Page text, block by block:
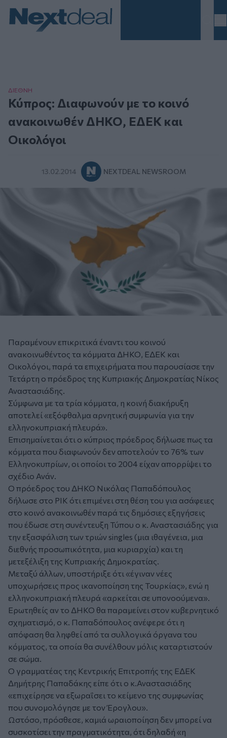
ΔΙΕΘΝΗ
Κύπρος: Διαφωνούν με το κοινό
ανακοινωθέν ΔΗΚΟ, ΕΔΕΚ και
Οικολόγοι
13.02.2014 NEXTDEAL NEWSROOM
Παραμένουν επικριτικά έναντι του κοινού
ανακοινωθέντος τα κόμματα ΔΗΚΟ, ΕΔΕΚ και
Οικολόγοι, παρά τα επιχειρήματα που παρουσίασε την
Τετάρτη ο πρόεδρος της Κυπριακής Δημοκρατίας Νίκος
Αναστασιάδης.
Σύμφωνα με τα τρία κόμματα, η κοινή διακήρυξη
αποτελεί «εξόφθαλμα αρνητική συμφωνία για την
ελληνοκυπριακή πλευρά».
Επισημαίνεται ότι ο κύπριος πρόεδρος δήλωσε πως τα
κόμματα που διαφωνούν δεν αποτελούν το 76% των
Ελληνοκυπρίων, οι οποίοι το 2004 είχαν απορρίψει το
σχέδιο Ανάν.
Ο πρόεδρος του ΔΗΚΟ Νικόλας Παπαδόπουλος
δήλωσε στο ΡΙΚ ότι επιμένει στη θέση του για ασάφειες
στο κοινό ανακοινωθέν παρά τις δημόσιες εξηγήσεις
που έδωσε στη συνέντευξη Τύπου ο κ. Αναστασιάδης για
την εξασφάλιση των τριών singles (μια ιθαγένεια, μια
διεθνής προσωπικότητα, μια κυριαρχία) και τη
μετεξέλιξη της Κυπριακής Δημοκρατίας.
Μεταξύ άλλων, υποστήριξε ότι «έγιναν νέες
υποχωρήσεις προς ικανοποίηση της Τουρκίας», ενώ η
ελληνοκυπριακή πλευρά «αρκείται σε υπονοούμενα».
Ερωτηθείς αν το ΔΗΚΟ θα παραμείνει στον κυβερνητικό
σχηματισμό, ο κ. Παπαδόπουλος ανέφερε ότι η
απόφαση θα ληφθεί από τα συλλογικά όργανα του
κόμματος, τα οποία θα συνέλθουν μόλις καταρτιστούν
σε σώμα.
Ο γραμματέας της Κεντρικής Επιτροπής της ΕΔΕΚ
Δημήτρης Παπαδάκης είπε ότι ο κ.Αναστασιάδης
«επιχείρησε να εξωραΐσει το κείμενο της συμφωνίας
που συνομολόγησε με τον Έρογλου».
Ωστόσο, πρόσθεσε, καμιά ωραιοποίηση δεν μπορεί να
συσκοτίσει την πραγματικότητα, ότι δηλαδή «η